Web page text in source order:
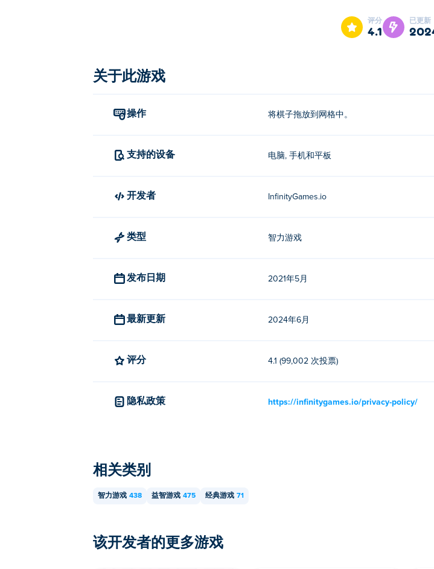
评分
4.1
已更新
关于此游戏
操作 将棋子拖放到网格中。
支持的设备 电脑, 手机和平板
开发者 InfinityGames.io
类型 智力游戏
发布日期 2021年5月
最新更新 2024年6月
评分 4.1 (99,002 次投票)
隐私政策 https://infinitygames.io/privacy-policy/
相关类别
智力游戏 438 益智游戏 475 经典游戏 71
该开发者的更多游戏